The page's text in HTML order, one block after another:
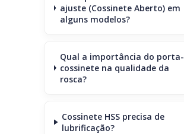
ajuste (Cossinete Aberto) em
alguns modelos?
Qual a importância do porta-
cossinete na qualidade da
rosca?
Cossinete HSS precisa de
lubrificação?